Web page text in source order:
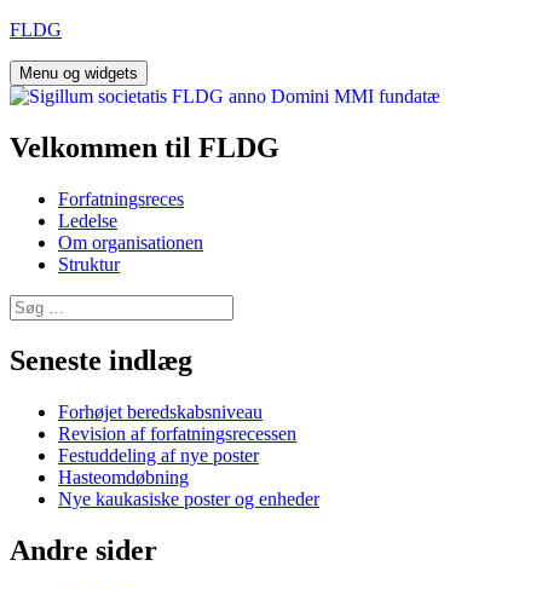
Hop
indhold
FLDG
Menu og widgets
Velkommen til FLDG
Forfatningsreces
Ledelse
Om organisationen
Struktur
Søg
efter:
Seneste indlæg
Forhøjet beredskabsniveau
Revision af forfatningsrecessen
Festuddeling af nye poster
Hasteomdøbning
Nye kaukasiske poster og enheder
Andre sider